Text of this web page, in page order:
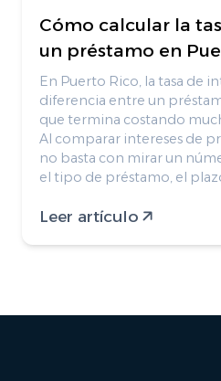
Cómo calcular la
un préstamo en
En Puerto Rico, la tasa de
diferencia entre un
que termina costando
Al comparar intereses de
no basta con mirar un
el tipo de préstamo, el
Leer artículo